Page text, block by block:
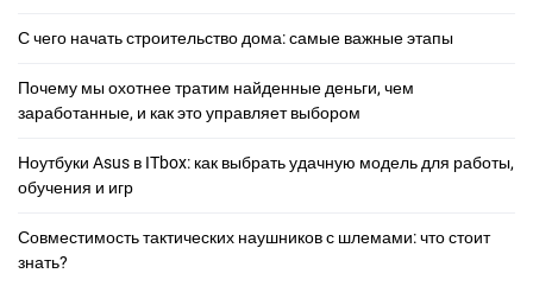
С чего начать строительство дома: самые важные этапы
Почему мы охотнее тратим найденные деньги, чем
заработанные, и как это управляет выбором
Ноутбуки Asus в ITbox: как выбрать удачную модель для работы,
обучения и игр
Совместимость тактических наушников с шлемами: что стоит
знать?